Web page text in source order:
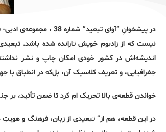
در پیشخوانِ “آوای
نیست که از زادبوم خویش تارانده شده باشد.
اندیشه‌اش در کشور خودی امکان چاپ و نشر
جغرافیایی، و تعریف کلاسیک آن، بل‌که در انطباق با
خواندن قطعه‌ی بالا تحریک ام کرد تا ضمن تأئید، بر
در این قطعه، هم از” تبعیدی از زبان، فرهنگ و